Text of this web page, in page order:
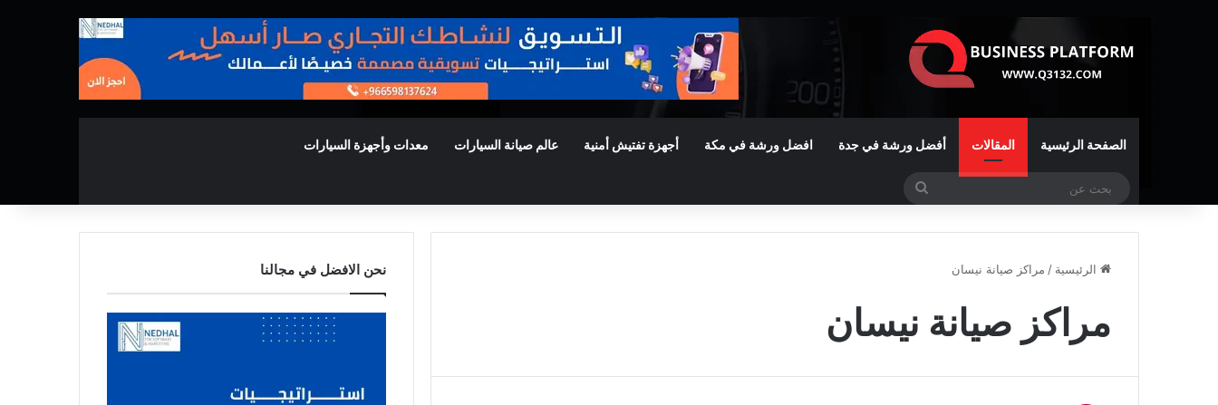
الصفحة الرئيسية المقالات أفضل ورشة في جدة افضل ورشة في مكة أجهزة تفتيش أمنية عالم صيانة السيارات معدات وأجهزة السيارات
الرئيسية / مراكز صيانة نيسان
مراكز صيانة نيسان
نحن الافضل في مجالنا